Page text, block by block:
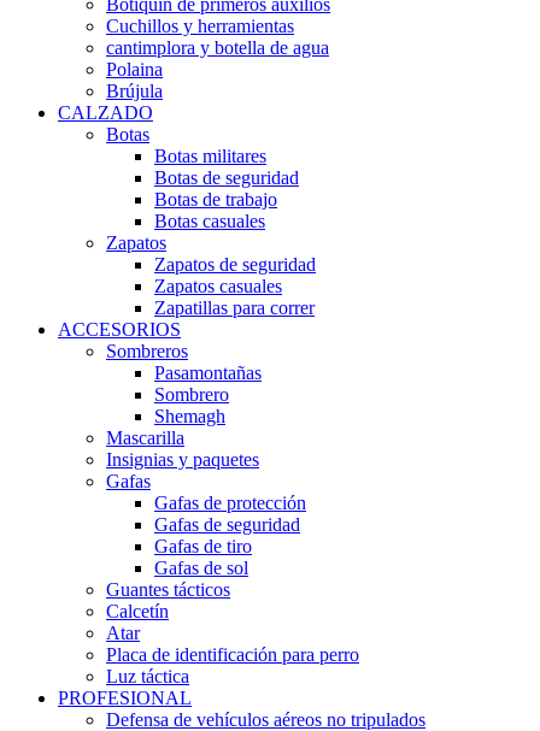
Cuchillos y herramientas
cantimplora y botella de agua
Polaina
Brújula
CALZADO
Botas
Botas militares
Botas de seguridad
Botas de trabajo
Botas casuales
Zapatos
Zapatos de seguridad
Zapatos casuales
Zapatillas para correr
ACCESORIOS
Sombreros
Pasamontañas
Sombrero
Shemagh
Mascarilla
Insignias y paquetes
Gafas
Gafas de protección
Gafas de seguridad
Gafas de tiro
Gafas de sol
Guantes tácticos
Calcetín
Atar
Placa de identificación para perro
Luz táctica
PROFESIONAL
Defensa de vehículos aéreos no tripulados